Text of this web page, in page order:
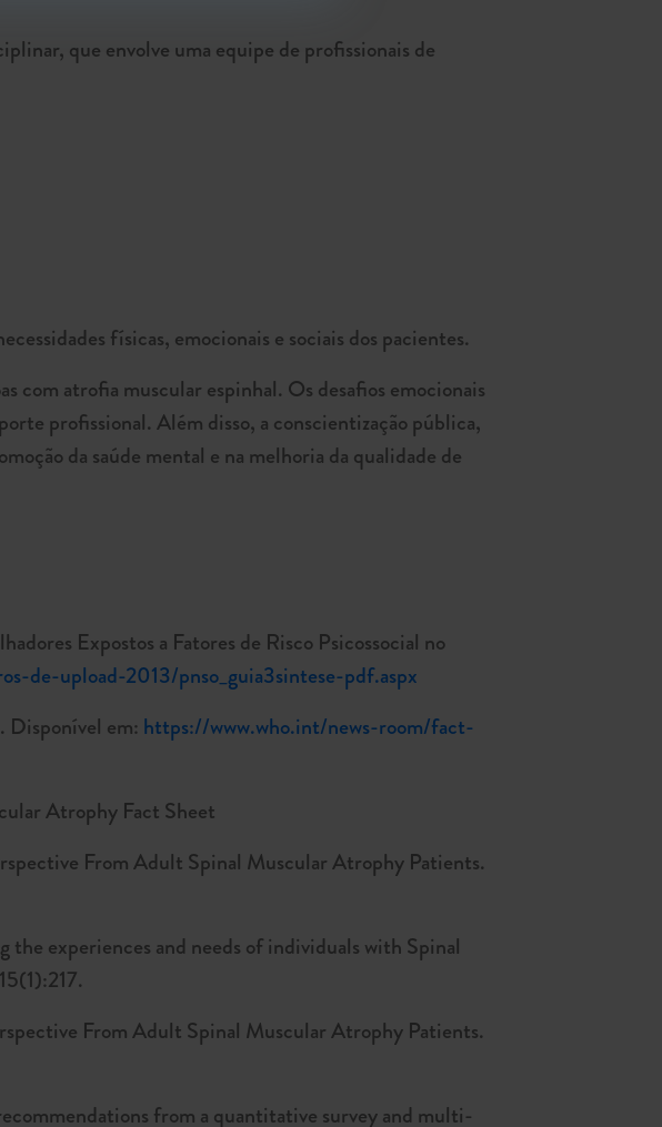
que envolve uma equipe de profissionais de
físicas, emocionais e sociais dos pacientes.
com atrofia muscular espinhal. Os desafios emocionais
profissional. Além disso, a conscientização pública,
da saúde mental e na melhoria da qualidade de
Expostos a Fatores de Risco Psicossocial no
de-upload-2013/pnso_guia3sintese-pdf.aspx
Disponível em: https://www.who.int/news-room/fact-
Atrophy Fact Sheet
From Adult Spinal Muscular Atrophy Patients.
experiences and needs of individuals with Spinal
From Adult Spinal Muscular Atrophy Patients.
from a quantitative survey and multi-